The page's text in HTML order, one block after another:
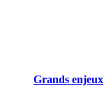
Grands enjeux